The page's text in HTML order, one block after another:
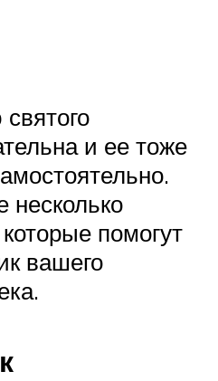
и ее тоже
помогут
вашего